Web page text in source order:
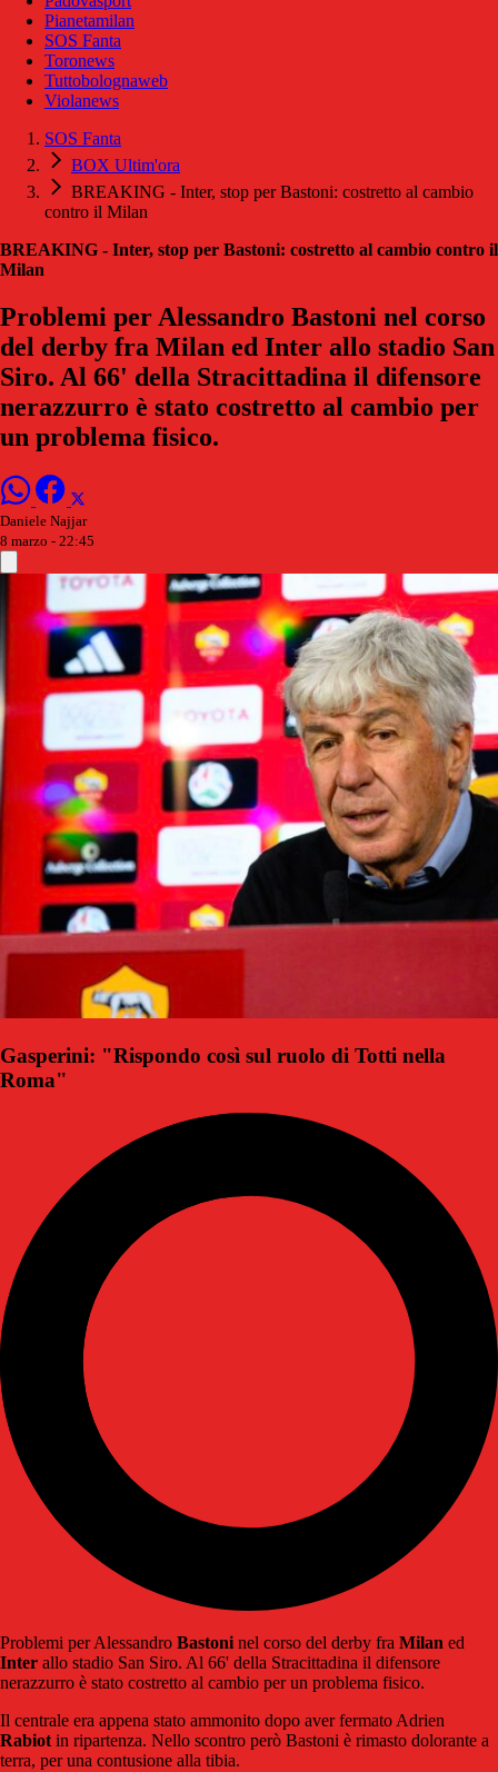
Pianetamilan
SOS Fanta
Toronews
Tuttobolognaweb
Violanews
SOS Fanta
BOX Ultim'ora
BREAKING - Inter, stop per Bastoni: costretto al cambio
contro il Milan
BREAKING - Inter, stop per Bastoni: costretto al cambio contro il
Milan
Problemi per Alessandro Bastoni nel corso
del derby fra Milan ed Inter allo stadio San
Siro. Al 66' della Stracittadina il difensore
nerazzurro è stato costretto al cambio per
un problema fisico.
Daniele Najjar
8 marzo - 22:45
Gasperini: "Rispondo così sul ruolo di Totti nella
Roma"
Problemi per Alessandro Bastoni nel corso del derby fra Milan ed
Inter allo stadio San Siro. Al 66' della Stracittadina il difensore
nerazzurro è stato costretto al cambio per un problema fisico.
Il centrale era appena stato ammonito dopo aver fermato Adrien
Rabiot in ripartenza. Nello scontro però Bastoni è rimasto dolorante a
terra, per una contusione alla tibia.